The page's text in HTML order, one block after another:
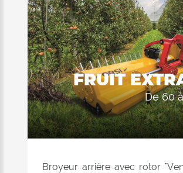
FRUIT
de 60
Broyeur arrière avec rotor